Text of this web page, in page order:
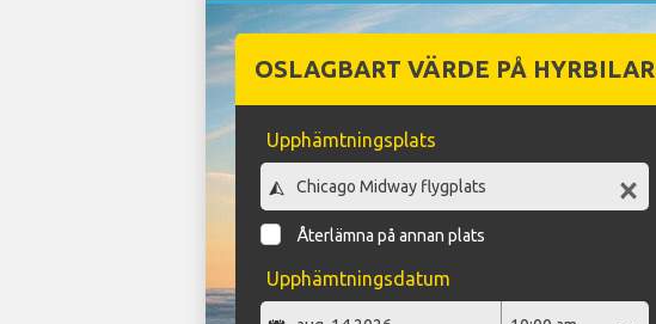
OSLAGBART VÄRDE PÅ HYRBILAR
Upphämtningsplats
Återlämna på annan plats
Upphämtningsdatum